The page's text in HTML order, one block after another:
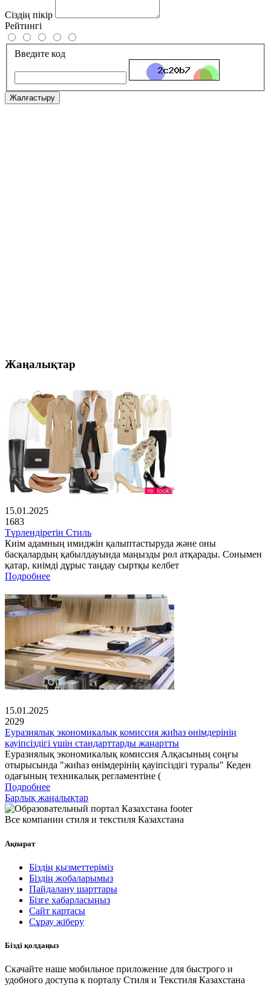
Сіздің пікір
Рейтингі
Введите код
Жалғастыру
Жаңалықтар
15.01.2025
1683
Түрлендіретін Стиль
Киім адамның имиджін қалыптастыруда және оны
басқалардың қабылдауында маңызды рөл атқарады. Сонымен
қатар, киімді дұрыс таңдау сыртқы келбет
Подробнее
15.01.2025
2029
Еуразиялық экономикалық комиссия жиһаз өнімдерінің
қауіпсіздігі үшін стандарттарды жаңартты
Еуразиялық экономикалық комиссия Алқасының соңғы
отырысында "жиһаз өнімдерінің қауіпсіздігі туралы" Кеден
одағының техникалық регламентіне (
Подробнее
Барлық жаңалықтар
Все компании стиля и текстиля Казахстана
Ақпарат
Біздің қызметтеріміз
Біздің жобаларымыз
Пайдалану шарттары
Бізге хабарласыңыз
Сайт картасы
Сұрау жіберу
Бізді қолдаңыз
Скачайте наше мобильное приложение для быстрого и
удобного доступа к порталу Стиля и Текстиля Казахстана